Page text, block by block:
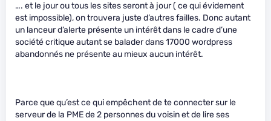
…. et le jour ou tous les sites seront à jour ( ce qui évidement
est impossible), on trouvera juste d’autres failles. Donc autant
un lanceur d’alerte présente un intérêt dans le cadre d’une
société critique autant se balader dans 17000 wordpress
abandonnés ne présente au mieux aucun intérêt.
Parce que qu’est ce qui empêchent de te connecter sur le
serveur de la PME de 2 personnes du voisin et de lire ses